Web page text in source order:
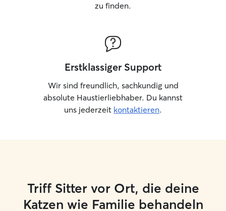
zu finden.
Erstklassiger Support
Wir sind freundlich, sachkundig und
absolute Haustierliebhaber. Du kannst
uns jederzeit kontaktieren.
Triff Sitter vor Ort, die deine
Katzen wie Familie behandeln